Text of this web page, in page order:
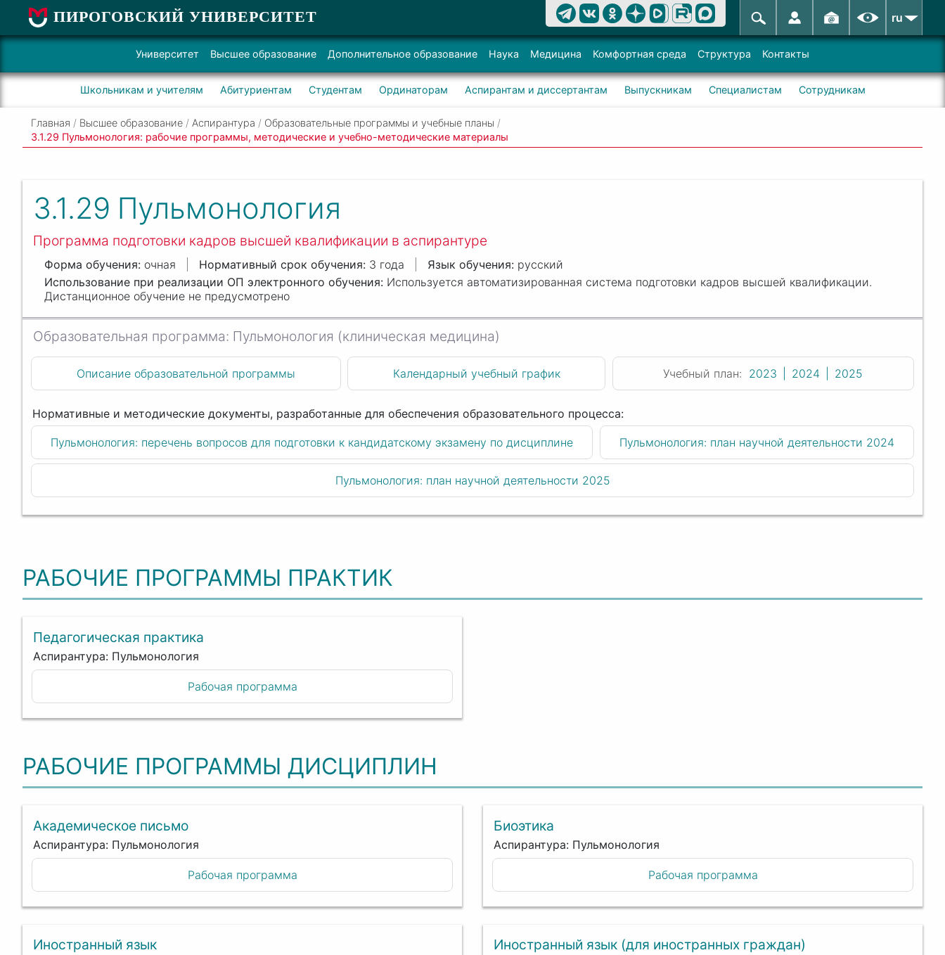
ПИРОГОВСКИЙ УНИВЕРСИТЕТ ru
Университет Высшее образование Дополнительное образование Наука Медицина Комфортная среда Структура Контакты
Школьникам и учителям Абитуриентам Студентам Ординаторам Аспирантам и диссертантам Выпускникам Специалистам Сотрудникам
Главная / Высшее образование / Аспирантура / Образовательные программы и учебные планы /
3.1.29 Пульмонология: рабочие программы, методические и учебно-методические материалы
3.1.29 Пульмонология
Программа подготовки кадров высшей квалификации в аспирантуре
очная 3 года
русский
Используется автоматизированная система подготовки кадров высшей квалификации.
Дистанционное обучение не предусмотрено
Пульмонология (клиническая медицина)
Описание образовательной программы Календарный учебный график Учебный план: 2023 2024 2025
Пульмонология: перечень вопросов для подготовки к кандидатскому экзамену по дисциплине Пульмонология: план научной деятельности 2024
Пульмонология: план научной деятельности 2025
РАБОЧИЕ ПРОГРАММЫ ПРАКТИК
Педагогическая практика
Аспирантура: Пульмонология
Рабочая программа
РАБОЧИЕ ПРОГРАММЫ ДИСЦИПЛИН
Академическое письмо
Аспирантура: Пульмонология
Рабочая программа
Биоэтика
Аспирантура: Пульмонология
Рабочая программа
Иностранный язык Иностранный язык (для иностранных граждан)